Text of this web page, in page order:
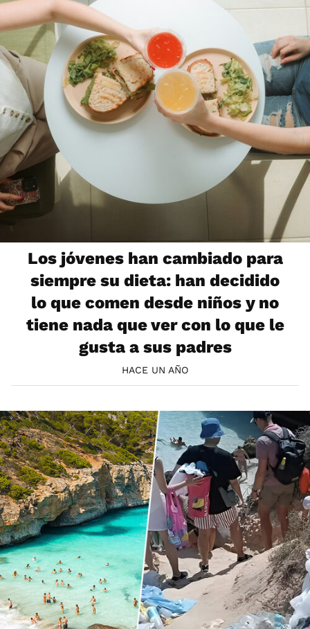
Los jóvenes han cambiado para
siempre su dieta: han decidido
lo que comen desde niños y no
tiene nada que ver con lo que le
gusta a sus padres
HACE UN AÑO